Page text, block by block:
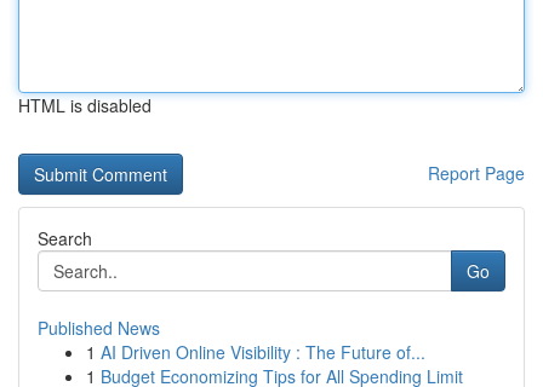
HTML is disabled
Report Page
Search
Go
Published News
1 AI Driven Online Visibility : The Future of...
1 Budget Economizing Tips for All Spending Limit